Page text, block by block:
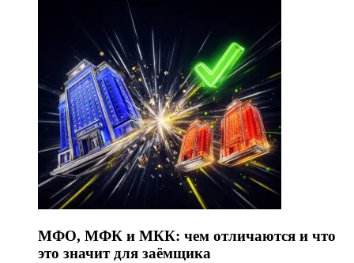
МФО, МФК и МКК: чем отличаются и что
это значит для заёмщика